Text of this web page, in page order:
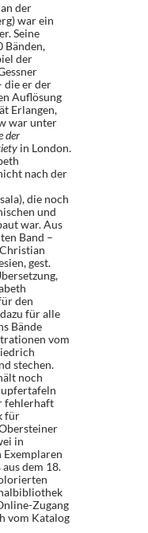
der
war ein
Seine
Bänden,
der
die er der
Auflösung
Erlangen,
war unter
der
in London.
nach der
die noch
und
war. Aus
Band –
gest.
den
für alle
Bände
vom
stechen.
noch
fehlerhaft
für
in
dem 18.
Zugang
vom Katalog